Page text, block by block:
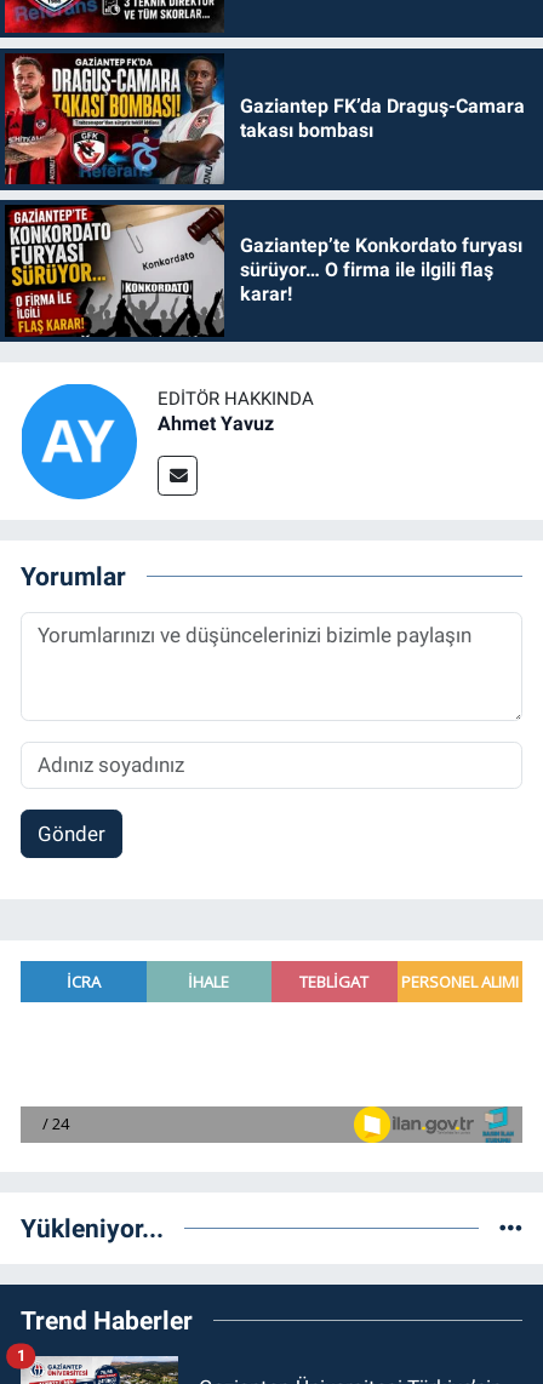
Gaziantep FK’da Draguş-Camara
takası bombası
Gaziantep’te Konkordato furyası
sürüyor… O firma ile ilgili flaş
karar!
EDITÖR HAKKINDA
Ahmet Yavuz
Yorumlar
Gönder
Yükleniyor...
Trend Haberler
1